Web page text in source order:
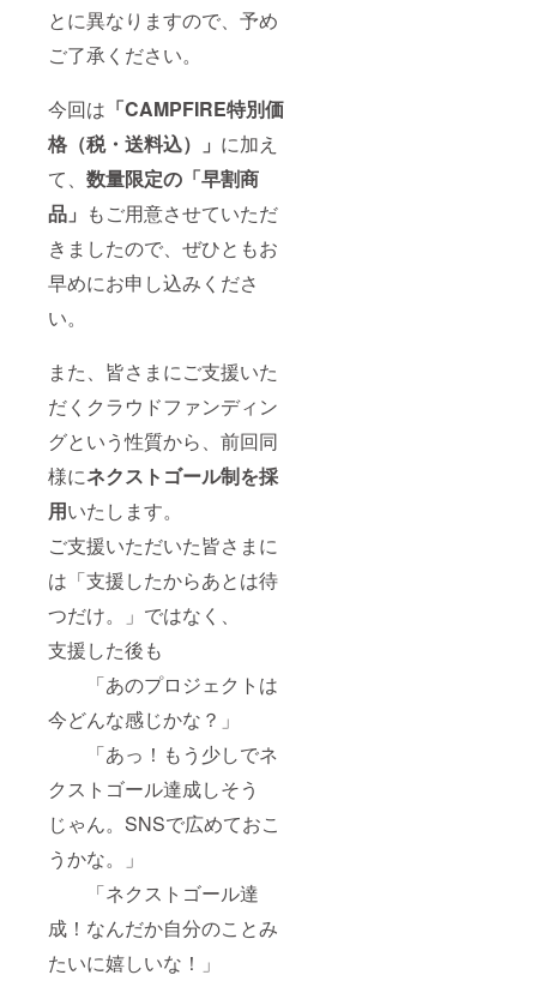
とに異なりますので、予め
ご了承ください。
今回は 「CAMPFIRE特別価
格（税・送料込）」 に加え
て、 数量限定の「早割商
品」 もご用意させていただ
きましたので、ぜひともお
早めにお申し込みくださ
い。
また、皆さまにご支援いた
だくクラウドファンディン
グという性質から、前回同
様にネクストゴール制を採
用いたします。
ご支援いただいた皆さまに
は「支援したからあとは待
つだけ。」ではなく、
支援した後も
「あのプロジェクトは
今どんな感じかな？」
「あっ！もう少しでネ
クストゴール達成しそう
じゃん。SNSで広めておこ
うかな。」
「ネクストゴール達
成！なんだか自分のことみ
たいに嬉しいな！」